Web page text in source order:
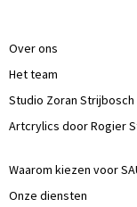
Over ons
Het team
Studio Zoran Strijbosch
Artcrylics door Rogier
Waarom kiezen voor
Onze diensten